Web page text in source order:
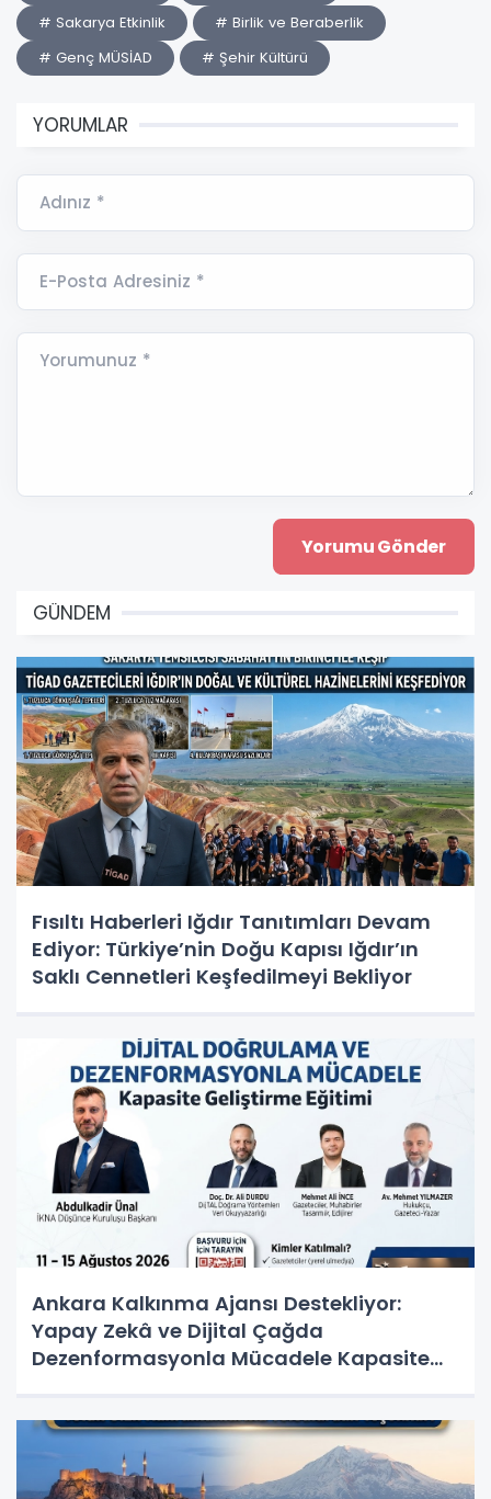
# Sakarya Etkinlik
# Birlik ve Beraberlik
# Genç MÜSİAD
# Şehir Kültürü
YORUMLAR
Adınız *
E-Posta Adresiniz *
Yorumunuz *
GÜNDEM
Fısıltı Haberleri Iğdır Tanıtımları Devam
Ediyor: Türkiye’nin Doğu Kapısı Iğdır’ın
Saklı Cennetleri Keşfedilmeyi Bekliyor
Ankara Kalkınma Ajansı Destekliyor:
Yapay Zekâ ve Dijital Çağda
Dezenformasyonla Mücadele Kapasite